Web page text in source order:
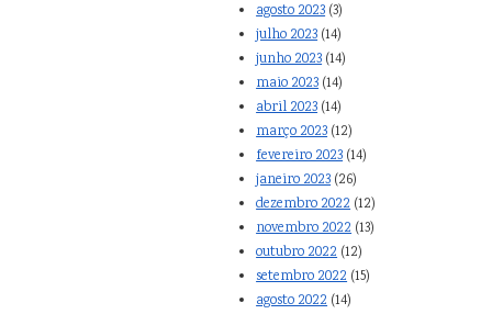
agosto 2023 (3)
julho 2023 (14)
junho 2023 (14)
maio 2023 (14)
abril 2023 (14)
março 2023 (12)
fevereiro 2023 (14)
janeiro 2023 (26)
dezembro 2022 (12)
novembro 2022 (13)
outubro 2022 (12)
setembro 2022 (15)
agosto 2022 (14)